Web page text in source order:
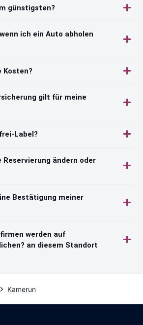
günstigsten?
ich ein Auto abholen
Kosten?
gilt für meine
Label?
Reservierung ändern oder
Bestätigung meiner
werden auf
an diesem Standort
Kamerun